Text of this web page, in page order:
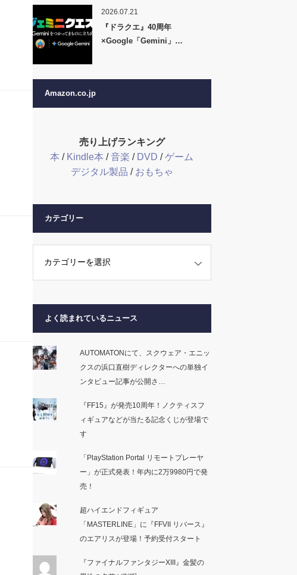
2026.07.21
『ドラクエ』40周年
×Google「Gemini」…
Amazon.co.jp
売り上げランキング
本 / Kindle本 /音楽 / DVD /ゲーム
デジタル製品 / おもちゃ
カテゴリー
よく読まれているニュース
AUTOMATONにて、スクウェア・エニッ
クスの浜口直樹ディレクターへの単独イ
ンタビュー記事が公開さ…
『FF15』が発売10周年！ノクティスフ
ィギュアなどが当たる記念くじが登場で
す
「PlayStation Portal リモートプレーヤ
ー」が正式発表！年内に2万9980円で発
売！
超ハイエンドフィギュア
「MASTERLINE」に『FFVII リバース』
のエアリスが登場！予約受付スタート
『ファイナルファンタジーXIII』金髪の